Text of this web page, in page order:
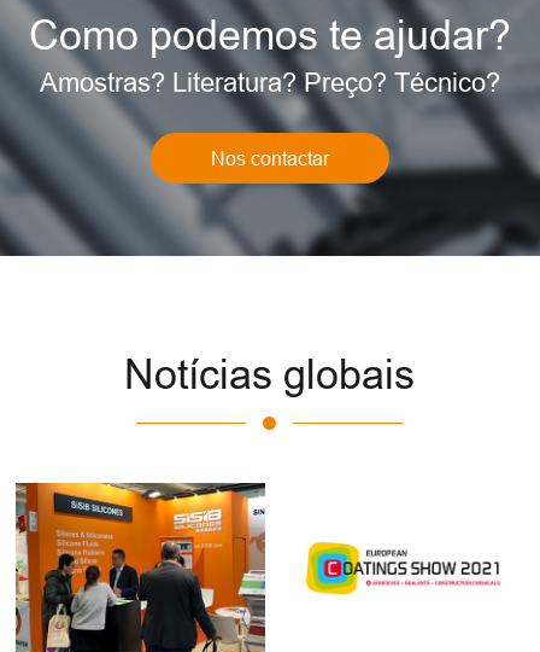
Como podemos te ajudar?
Amostras? Literatura? Preço? Técnico?
Nos contactar
Notícias globais